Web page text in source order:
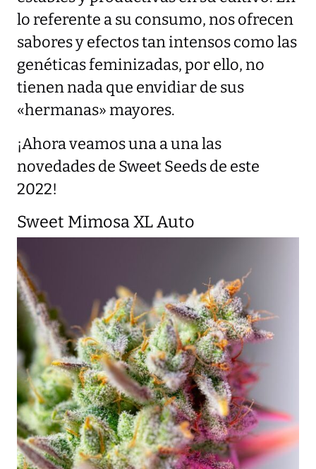
lo referente a su consumo, nos ofrecen
sabores y efectos tan intensos como las
genéticas feminizadas, por ello, no
tienen nada que envidiar de sus
«hermanas» mayores.
¡Ahora veamos una a una las
novedades de Sweet Seeds de este
2022!
Sweet Mimosa XL Auto